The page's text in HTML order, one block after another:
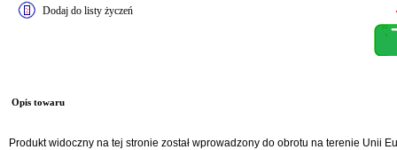
Dodaj do listy życzeń
Opis towaru
Produkt widoczny na tej stronie został wprowadzony do obrotu na terenie Unii